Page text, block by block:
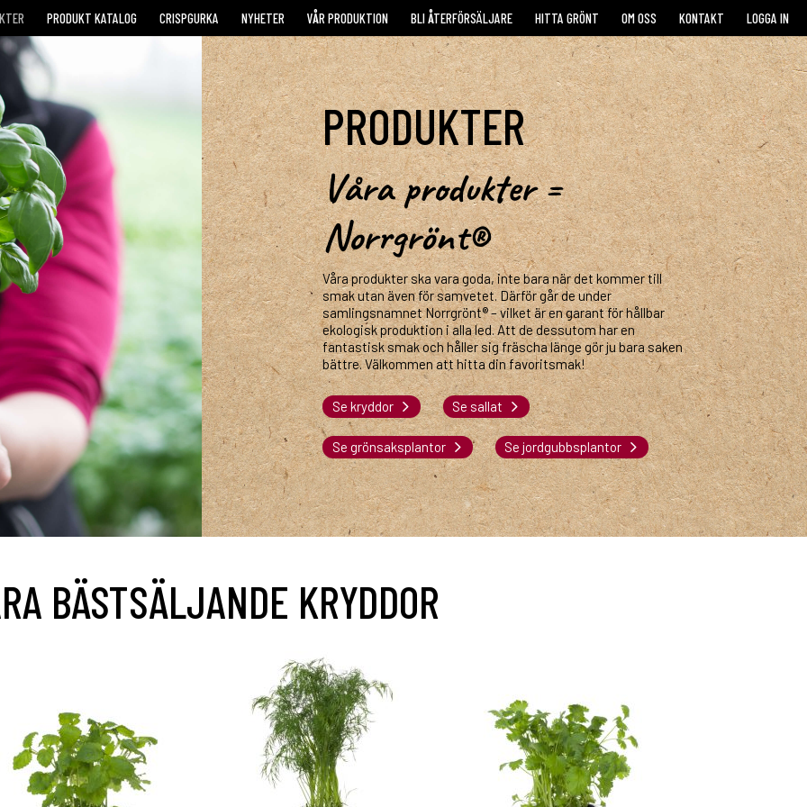
PRODUKT KATALOG CRISPGURKA NYHETER VÅR PRODUKTION BLI ÅTERFÖRSÄLJARE HITTA GRÖNT OM OSS KONTAKT LOGGA IN
PRODUKTER
Våra produkter =
Norrgrönt®
Våra produkter ska vara goda, inte bara när det kommer till
smak utan även för samvetet. Därför går de under
samlingsnamnet Norrgrönt® – vilket är en garant för hållbar
ekologisk produktion i alla led. Att de dessutom har en
fantastisk smak och håller sig fräscha länge gör ju bara saken
bättre. Välkommen att hitta din favoritsmak!
Se kryddor Se sallat
Se grönsaksplantor Se jordgubbsplantor
BÄSTSÄLJANDE KRYDDOR